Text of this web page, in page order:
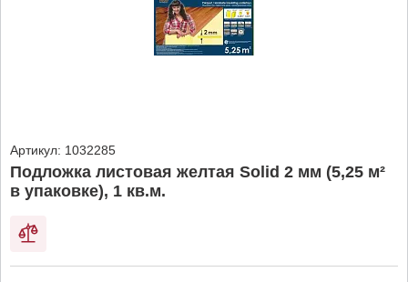
Артикул: 1032285
Подложка листовая желтая Solid 2 мм (5,25 м²
в упаковке), 1 кв.м.